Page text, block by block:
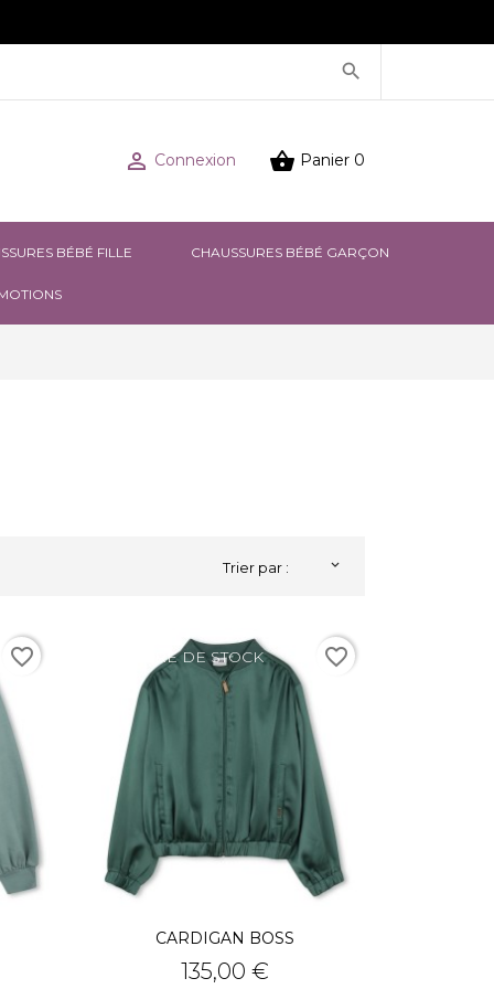

 Connexion  Panier 0
BÉBÉ FILLE CHAUSSURES BÉBÉ GARÇON
Trier par : 
favorite_border
CARDIGAN BOSS
Prix
135,00 €
RUPTURE DE STOCK favorite_border